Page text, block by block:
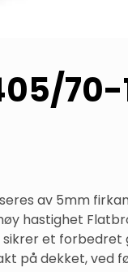
70-
av 5mm
hastighet
et
på dekket, ved